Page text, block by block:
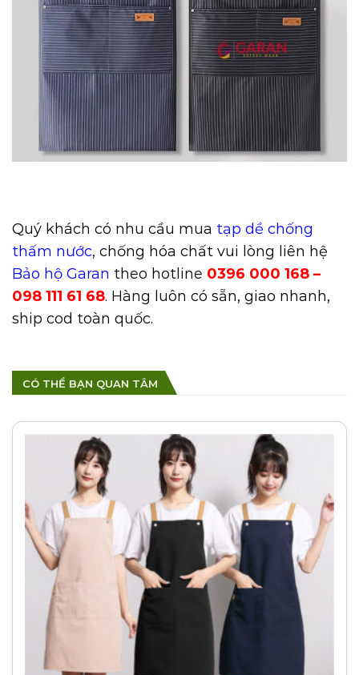
Quý khách có nhu cầu mua tạp dề chống
thấm nước, chống hóa chất vui lòng liên hệ
Bảo hộ Garan theo hotline 0396 000 168 –
098 111 61 68. Hàng luôn có sẵn, giao nhanh,
ship cod toàn quốc.
CÓ THỂ BẠN QUAN TÂM